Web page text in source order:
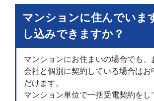
マンションに住んでいま
し込みできますか？
マンションにお住まいの場合でも、
会社と個別に契約している場合はお
だけます。
マンション単位で一括受電契約をし